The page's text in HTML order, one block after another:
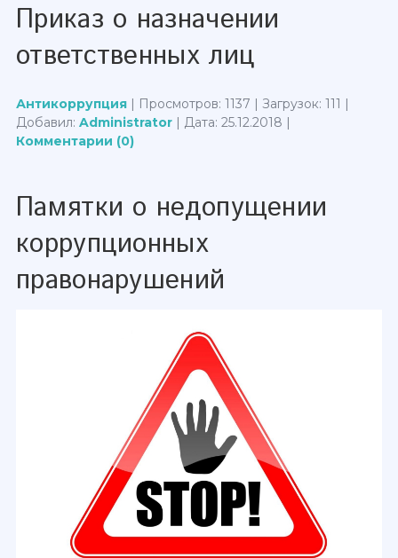
Приказ о назначении
ответственных лиц
Антикоррупция | Просмотров: 1137 | Загрузок: 111 |
Добавил: Administrator | Дата: 25.12.2018 |
Комментарии (0)
Памятки о недопущении
коррупционных
правонарушений